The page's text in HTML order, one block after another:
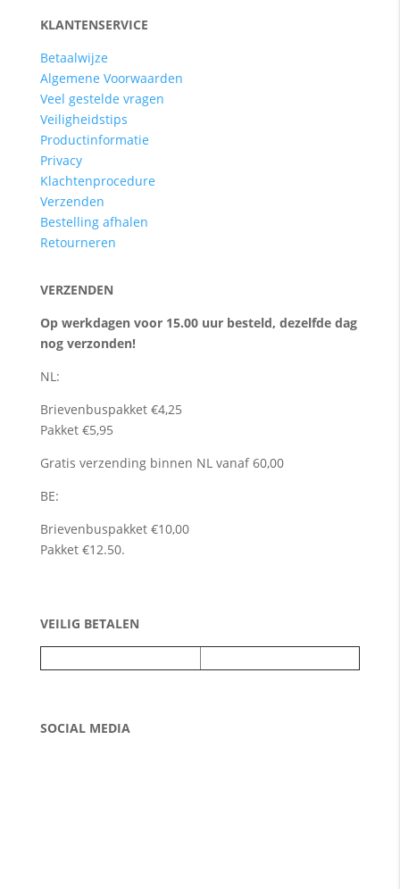
KLANTENSERVICE
Betaalwijze
Algemene Voorwaarden
Veel gestelde vragen
Veiligheidstips
Productinformatie
Privacy
Klachtenprocedure
Verzenden
Bestelling afhalen
Retourneren
VERZENDEN
Op werkdagen voor 15.00 uur besteld, dezelfde dag
nog verzonden!
NL:
Brievenbuspakket €4,25
Pakket €5,95
Gratis verzending binnen NL vanaf 60,00
BE:
Brievenbuspakket €10,00
Pakket €12.50.
VEILIG BETALEN
SOCIAL MEDIA